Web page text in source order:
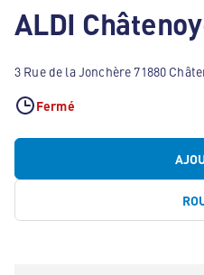
ALDI
3 Rue de la Jonchère 71880
Fermé